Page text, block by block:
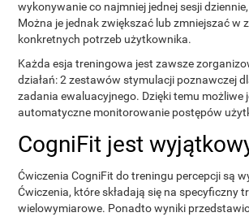
wykonywanie co najmniej jednej sesji
Można je jednak zwiększać lub zmniejszać w
konkretnych potrzeb użytkownika.
Każda esja treningowa jest zawsze
działań: 2 zestawów stymulacji poznawczej
zadania ewaluacyjnego. Dzięki temu możliwe
automatyczne monitorowanie postępów
CogniFit jest
Ćwiczenia CogniFit do treningu percepcji są
Ćwiczenia, które składają się na specyficzny
wielowymiarowe. Ponadto wyniki